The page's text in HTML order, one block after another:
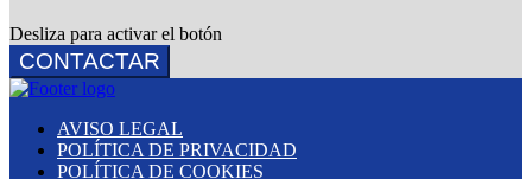
Desliza para activar el botón
CONTACTAR
AVISO LEGAL
POLÍTICA DE PRIVACIDAD
POLÍTICA DE COOKIES